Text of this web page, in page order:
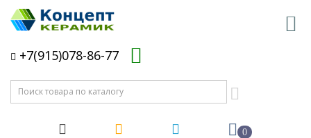
+7(915)078-86-77
0